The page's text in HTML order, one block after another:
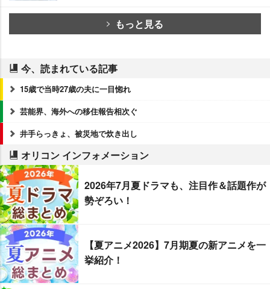
もっと見る
今、読まれている記事
15歳で当時27歳の夫に一目惚れ
芸能界、海外への移住報告相次ぐ
井手らっきょ、被災地で炊き出し
オリコン インフォメーション
2026年7月夏ドラマも、注目作＆話題作が
勢ぞろい！
【夏アニメ2026】7月期夏の新アニメを一
挙紹介！